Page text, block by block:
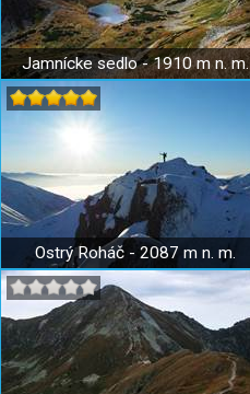
Jamnícke sedlo - 1910 m n. m.
Ostrý Roháč - 2087 m n. m.